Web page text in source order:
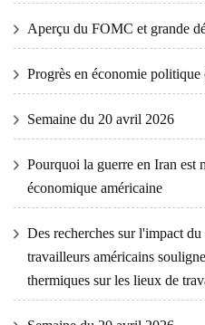
Aperçu du FOMC et grande
Progrès en économie politique
Semaine du 20 avril 2026
Pourquoi la guerre en Iran est
économique américaine
Des recherches sur l'impact
travailleurs américains
thermiques sur les lieux de